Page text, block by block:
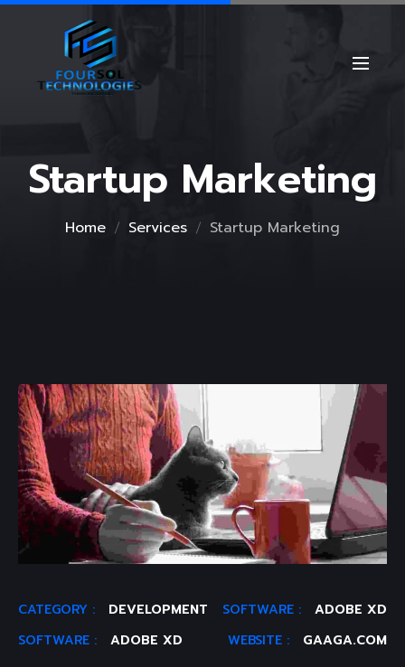
Startup Marketing
Home Services Startup Marketing
CATEGORY : DEVELOPMENT SOFTWARE :
ADOBE XD
SOFTWARE :
ADOBE XD WEBSITE : GAAGA.COM